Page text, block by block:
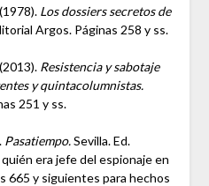
Los dossiers secretos de
Argos. Páginas 258 y ss.
Resistencia y sabotaje
y quintacolumnistas.
251 y ss.
Pasatiempo.Sevilla. Ed.
era jefe del espionaje en
665 y siguientes para hechos